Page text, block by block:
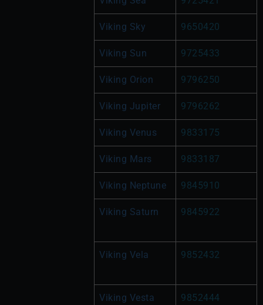
Viking Sky 9650420
Viking Sun 9725433
Viking Orion 9796250
Viking Jupiter 9796262
Viking Venus 9833175
Viking Mars 9833187
Viking Neptune 9845910
Viking Saturn 9845922
Viking Vela 9852432
Viking Vesta 9852444